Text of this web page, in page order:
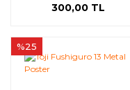
300,00 TL
%25